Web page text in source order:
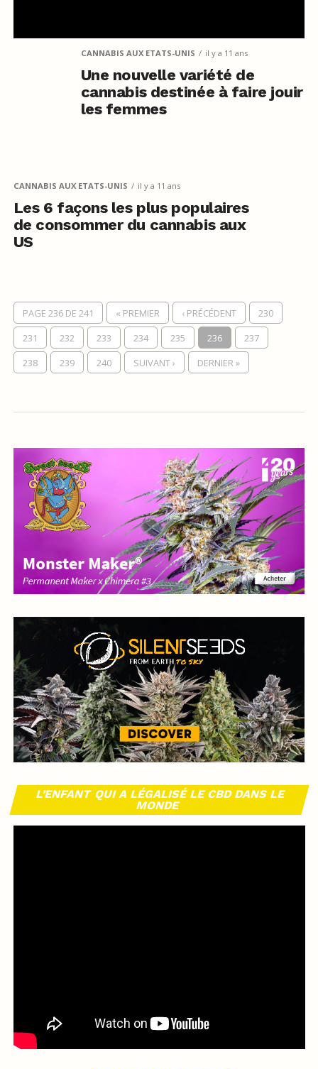
CANNABIS AUX ETATS-UNIS il y a 11 ans
Une nouvelle variété de
cannabis destinée à faire jouir
les femmes
CANNABIS AUX ETATS-UNIS il y a 11 ans
Les 6 façons les plus populaires
de consommer du cannabis aux
US
PAGE 236 DE 241 « PREMIER ‹ PRÉCÉDENT
230
231
232 233 234 235 236
237
238
239 240 SUIVANT › DERNIER »
L’ENFANT QUI A LÉGALISÉ LE CBD DANS LE
MONDE